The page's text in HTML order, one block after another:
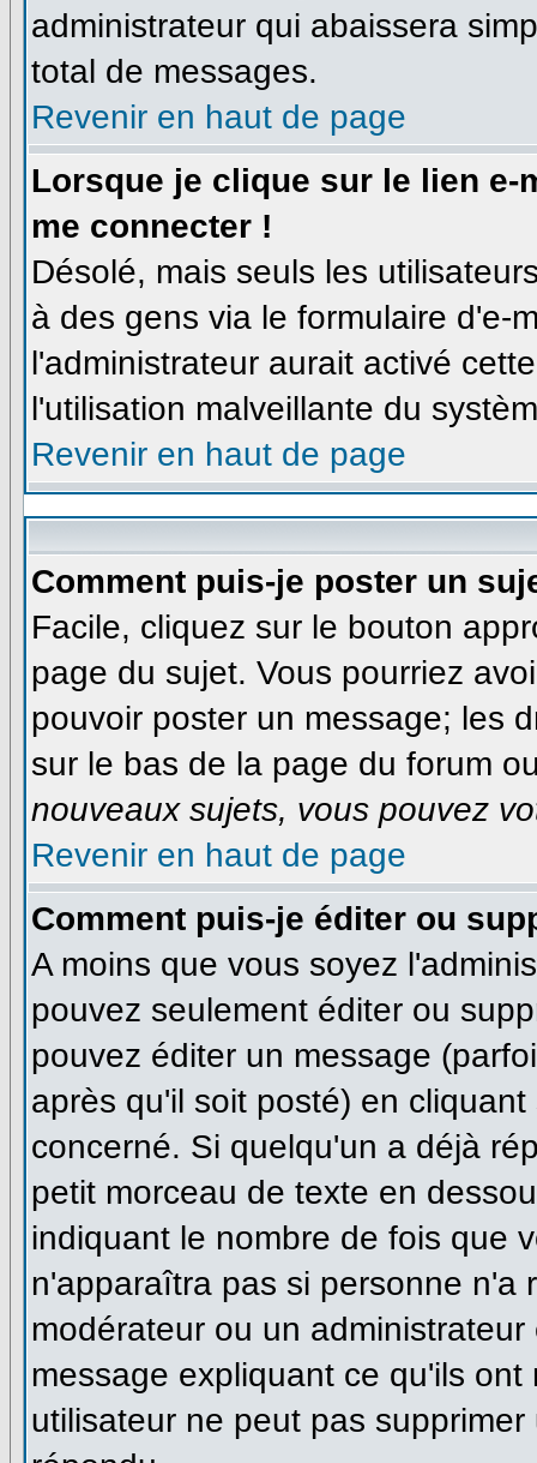
administrateur qui abaissera
total de messages.
Revenir en haut de page
Lorsque je clique sur le lien e-
me connecter !
Désolé, mais seuls les
à des gens via le formulaire d'e-
l'administrateur aurait activé
l'utilisation malveillante du
Revenir en haut de page
Comment puis-je poster un
Facile, cliquez sur le bouton
page du sujet. Vous pourriez
pouvoir poster un message; les
sur le bas de la page du forum
nouveaux sujets, vous pouvez
Revenir en haut de page
Comment puis-je éditer ou
A moins que vous soyez
pouvez seulement éditer ou
pouvez éditer un message
après qu'il soit posté) en
concerné. Si quelqu'un a déjà
petit morceau de texte en
indiquant le nombre de fois que
n'apparaîtra pas si personne n'a
modérateur ou un
message expliquant ce qu'ils
utilisateur ne peut pas